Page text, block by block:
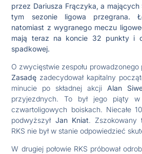
przez Dariusza Frączyka, a
tym sezonie ligowa przegrana.
natomiast z wygranego meczu
mają teraz na koncie 32 punkty i
spadkowej.
O zwycięstwie zespołu prowadzonego
Zasadę zadecydował kapitalny
minucie po składnej akcji Alan
przyjezdnych. To był jego piąty
czwartoligowych boiskach. Niecałe
podwyższył Jan Kniat. Zszokowany
RKS nie był w stanie odpowiedzieć
W drugiej połowie RKS próbował